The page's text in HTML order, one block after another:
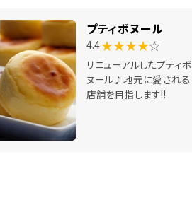
プティボヌール
4.4★★★★☆
リニューアルしたプティボ
ヌール♪地元に愛される
店舗を目指します!!